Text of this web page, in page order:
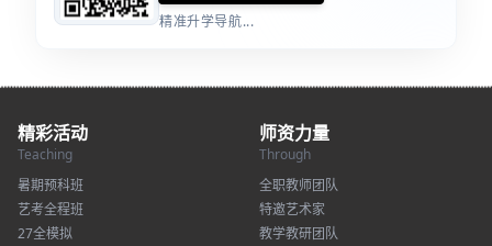
精准升学导航...
精彩活动
Teaching
暑期预科班
艺考全程班
27全模拟
师资力量
Through
全职教师团队
特邀艺术家
教学教研团队